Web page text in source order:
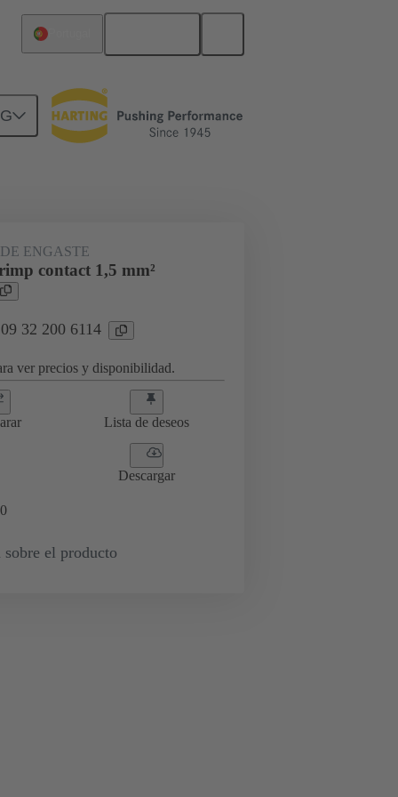
número de ciclos de conexión
ENGASTE
contact 1,5 mm²
32 200 6114
ver precios y disponibilidad.
Lista de deseos
Descargar
0
sobre el producto